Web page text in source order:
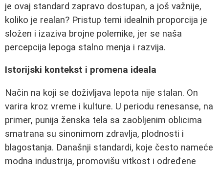
je ovaj standard zapravo dostupan, a još važnije,
koliko je realan? Pristup temi idealnih proporcija je
složen i izaziva brojne polemike, jer se naša
percepcija lepoga stalno menja i razvija.
Istorijski kontekst i promena ideala
Način na koji se doživljava lepota nije stalan. On
varira kroz vreme i kulture. U periodu renesanse, na
primer, punija ženska tela sa zaobljenim oblicima
smatrana su sinonimom zdravlja, plodnosti i
blagostanja. Današnji standardi, koje često nameće
modna industrija, promovišu vitkost i određene